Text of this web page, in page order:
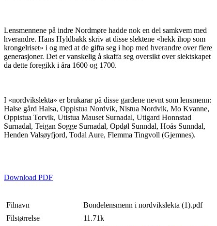
Lensmennene på indre Nordmøre hadde nok en del samkvem med
hverandre. Hans Hyldbakk skriv at disse slektene «hekk ihop som
krongelriset» i og med at de gifta seg i hop med hverandre over flere
generasjoner. Det er vanskelig å skaffa seg oversikt over slektskapet
da dette foregikk i åra 1600 og 1700.
I «nordvikslekta» er brukarar på disse gardene nevnt som lensmenn:
Halse gård Halsa, Oppistua Nordvik, Nistua Nordvik, Mo Kvanne,
Oppistua Torvik, Utistua Mauset Surnadal, Utigard Honnstad
Surnadal, Teigan Sogge Surnadal, Opdøl Sunndal, Hoås Sunndal,
Henden Valsøyfjord, Todal Aure, Flemma Tingvoll (Gjemnes).
Download PDF
Filnavn
Bondelensmenn i nordvikslekta (1).pdf
Filstørrelse
11.71k